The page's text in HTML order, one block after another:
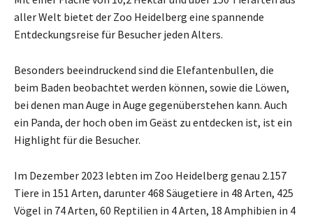
aller Welt bietet der Zoo Heidelberg eine spannende
Entdeckungsreise für Besucher jeden Alters.
Besonders beeindruckend sind die Elefantenbullen, die
beim Baden beobachtet werden können, sowie die Löwen,
bei denen man Auge in Auge gegenüberstehen kann. Auch
ein Panda, der hoch oben im Geäst zu entdecken ist, ist ein
Highlight für die Besucher.
Im Dezember 2023 lebten im Zoo Heidelberg genau 2.157
Tiere in 151 Arten, darunter 468 Säugetiere in 48 Arten, 425
Vögel in 74 Arten, 60 Reptilien in 4 Arten, 18 Amphibien in 4